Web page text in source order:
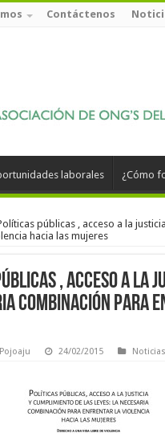
Contáctenos
laborales ¿Cómo
públicas , acceso a la
hacia las mujeres
, acceso a la
combinación para
24/02/2015 Noticias